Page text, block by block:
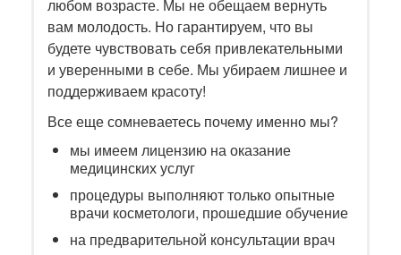
любом возрасте. Мы не обещаем вернуть
вам молодость. Но гарантируем, что вы
будете чувствовать себя привлекательными
и уверенными в себе. Мы убираем лишнее и
поддерживаем красоту!
Все еще сомневаетесь почему именно мы?
мы имеем лицензию на оказание
медицинских услуг
процедуры выполняют только опытные
врачи косметологи, прошедшие обучение
на предварительной консультации врач